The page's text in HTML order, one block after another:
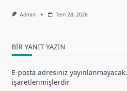
Admin Tem 28, 2026
BIR YANIT YAZIN
E-posta adresiniz yayınlanmayacak.
işaretlenmişlerdir